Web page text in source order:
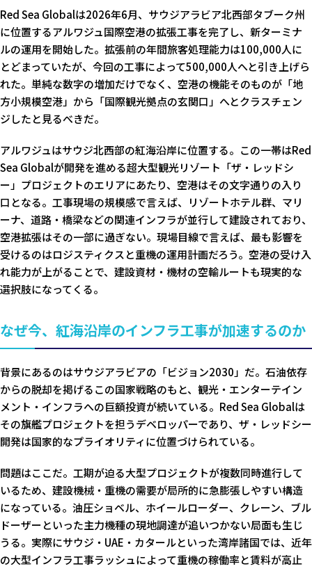
Red Sea Globalは2026年6月、サウジアラビア北西部タブーク州
に位置するアルワジュ国際空港の拡張工事を完了し、新ターミナ
ルの運用を開始した。拡張前の年間旅客処理能力は100,000人に
とどまっていたが、今回の工事によって500,000人へと引き上げら
れた。単純な数字の増加だけでなく、空港の機能そのものが「地
方小規模空港」から「国際観光拠点の玄関口」へとクラスチェン
ジしたと見るべきだ。
アルワジュはサウジ北西部の紅海沿岸に位置する。この一帯はRed
Sea Globalが開発を進める超大型観光リゾート「ザ・レッドシ
ー」プロジェクトのエリアにあたり、空港はその文字通りの入り
口となる。工事現場の規模感で言えば、リゾートホテル群、マリ
ーナ、道路・橋梁などの関連インフラが並行して建設されており、
空港拡張はその一部に過ぎない。現場目線で言えば、最も影響を
受けるのはロジスティクスと重機の運用計画だろう。空港の受け入
れ能力が上がることで、建設資材・機材の空輸ルートも現実的な
選択肢になってくる。
なぜ今、紅海沿岸のインフラ工事が加速するのか
背景にあるのはサウジアラビアの「ビジョン2030」だ。石油依存
からの脱却を掲げるこの国家戦略のもと、観光・エンターテイン
メント・インフラへの巨額投資が続いている。Red Sea Globalは
その旗艦プロジェクトを担うデベロッパーであり、ザ・レッドシー
開発は国家的なプライオリティに位置づけられている。
問題はここだ。工期が迫る大型プロジェクトが複数同時進行して
いるため、建設機械・重機の需要が局所的に急膨張しやすい構造
になっている。油圧ショベル、ホイールローダー、クレーン、ブル
ドーザーといった主力機種の現地調達が追いつかない局面も生じ
うる。実際にサウジ・UAE・カタールといった湾岸諸国では、近年
の大型インフラ工事ラッシュによって重機の稼働率と賃料が高止